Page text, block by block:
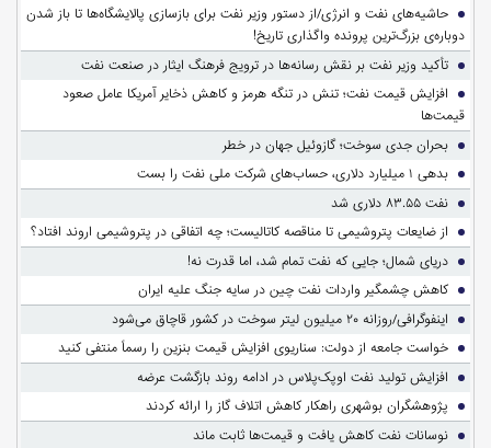
حاشیه‌های نفت و انرژی/از دستور وزیر نفت برای بازسازی پالایشگاه‌ها تا باز شدن
دوباره‌ی بزرگ‌ترین پرونده واگذاری تاریخ!
تأکید وزیر نفت بر نقش رسانه‌ها در ترویج فرهنگ ایثار در صنعت نفت
افزایش قیمت نفت؛ تنش در تنگه هرمز و کاهش ذخایر آمریکا عامل صعود
قیمت‌ها
بحران جدی سوخت؛ گازوئیل جهان در خطر
بدهی ۱ میلیارد دلاری، حساب‌های شرکت ملی نفت را بست
نفت ۸۳.۵۵ دلاری شد
از ضایعات پتروشیمی تا مناقصه کاتالیست؛ چه اتفاقی در پتروشیمی اروند افتاد؟
دریای شمال؛ جایی که نفت تمام شد، اما قدرت نه!
کاهش چشمگیر واردات نفت چین در سایه جنگ علیه ایران
اینفوگرافی/روزانه ۲۰ میلیون لیتر سوخت در کشور قاچاق می‌شود
خواست جامعه از دولت: سناریوی افزایش قیمت بنزین را رسماً منتفی کنید
افزایش تولید نفت اوپک‌پلاس در ادامه روند بازگشت عرضه
پژوهشگران بوشهری راهکار کاهش اتلاف گاز را ارائه کردند
نوسانات نفت کاهش یافت و قیمت‌ها ثابت ماند